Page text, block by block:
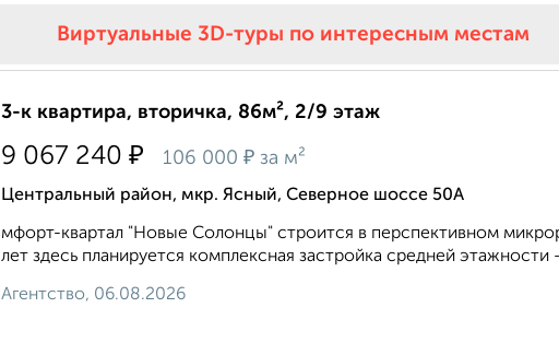
Виртуальные 3D-туры по интересным местам
3-к квартира, вторичка, 86м², 2/9 этаж
9 067 240 ₽ 106 000 ₽ за м²
Центральный район, мкр. Ясный, Северное шоссе 50А
мфорт-квартал "Новые Солонцы" строится в перспективном
лет здесь планируется комплексная застройка средней этажности
Агентство, 06.08.2026